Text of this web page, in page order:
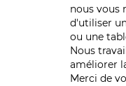
nous vous
d'utiliser
ou une
Nous
améliorer
Merci de